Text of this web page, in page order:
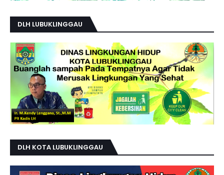
DLH LUBUKLINGGAU
DLH KOTA LUBUKLINGGAU